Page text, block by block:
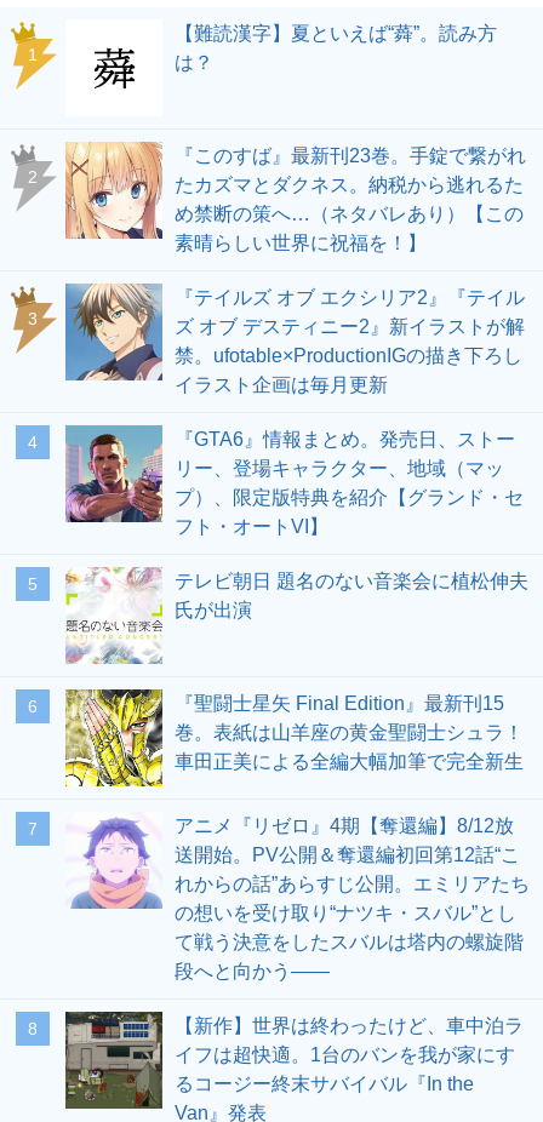
1
【難読漢字】夏といえば“蕣”。読み方
は？
2
『このすば』最新刊23巻。手錠で繋がれ
たカズマとダクネス。納税から逃れるた
め禁断の策へ…（ネタバレあり）【この
素晴らしい世界に祝福を！】
3
『テイルズ オブ エクシリア2』『テイル
ズ オブ デスティニー2』新イラストが解
禁。ufotable×ProductionIGの描き下ろし
イラスト企画は毎月更新
4
『GTA6』情報まとめ。発売日、ストー
リー、登場キャラクター、地域（マッ
プ）、限定版特典を紹介【グランド・セ
フト・オートVI】
5
テレビ朝日 題名のない音楽会に植松伸夫
氏が出演
6
『聖闘士星矢 Final Edition』最新刊15
巻。表紙は山羊座の黄金聖闘士シュラ！
車田正美による全編大幅加筆で完全新生
7
アニメ『リゼロ』4期【奪還編】8/12放
送開始。PV公開＆奪還編初回第12話“こ
れからの話”あらすじ公開。エミリアたち
の想いを受け取り“ナツキ・スバル”とし
て戦う決意をしたスバルは塔内の螺旋階
段へと向かう――
8
【新作】世界は終わったけど、車中泊ラ
イフは超快適。1台のバンを我が家にす
るコージー終末サバイバル『In the
Van』発表